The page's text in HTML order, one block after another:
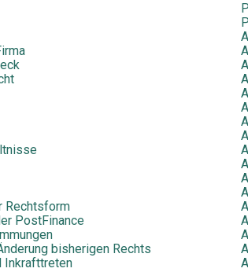
Rechtsform
PostFinance
bisherigen Rechts
Inkrafttreten